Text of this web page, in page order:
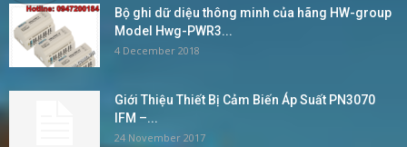
Bộ ghi dữ diệu thông minh của hãng HW-group
Model Hwg-PWR3...
4 December 2018
Giới Thiệu Thiết Bị Cảm Biến Áp Suất PN3070
IFM –...
24 November 2017